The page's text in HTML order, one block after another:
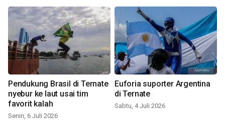
Pendukung Brasil di Ternate
nyebur ke laut usai tim
favorit kalah
Senin, 6 Juli 2026
Euforia suporter Argentina
di Ternate
Sabtu, 4 Juli 2026